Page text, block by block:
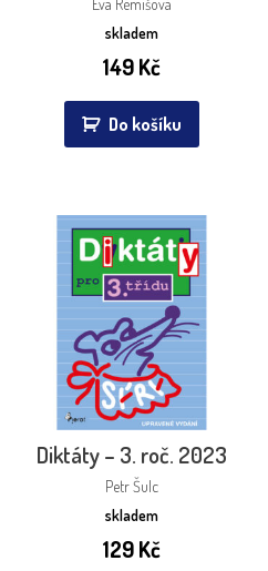
skladem
149Kč
Do košíku
Diktáty – 3. roč. 2023
Petr Šulc
skladem
129Kč